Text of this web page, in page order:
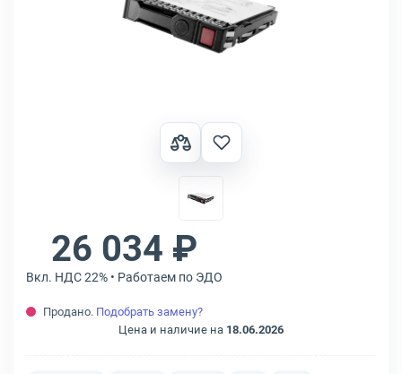
26 034 ₽
Вкл. НДС 22% • Работаем по ЭДО
Продано. Подобрать замену?
Цена и наличие на 18.06.2026